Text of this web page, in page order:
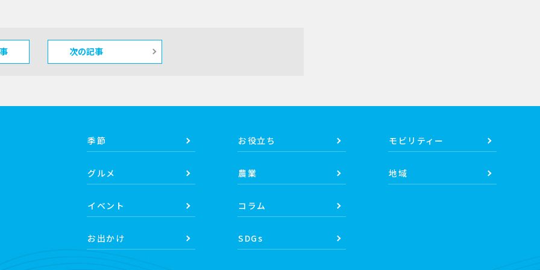
次の記事
季節
グルメ
イベント
お出かけ
お役立ち
農業
コラム
SDGs
モビリティー
地域